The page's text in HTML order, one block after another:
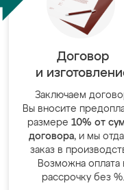
Договор
и
Заключаем
Вы вносите
размере 10% от
договора, и мы
заказ в
Возможна оплата
рассрочку без %.